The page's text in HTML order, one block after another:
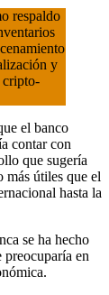
respaldo
y
cripto-
el banco
contar con
que sugería
más útiles que el
hasta la
se ha hecho
preocuparía en